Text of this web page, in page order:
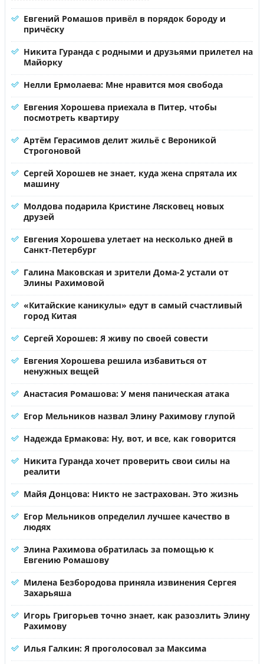
Евгений Ромашов привёл в порядок бороду и
причёску
Никита Гуранда с родными и друзьями прилетел на
Майорку
Нелли Ермолаева: Мне нравится моя свобода
Евгения Хорошева приехала в Питер, чтобы
посмотреть квартиру
Артём Герасимов делит жильё с Вероникой
Строгоновой
Сергей Хорошев не знает, куда жена спрятала их
машину
Молдова подарила Кристине Лясковец новых
друзей
Евгения Хорошева улетает на несколько дней в
Санкт-Петербург
Галина Маковская и зрители Дома-2 устали от
Элины Рахимовой
«Китайские каникулы» едут в самый счастливый
город Китая
Сергей Хорошев: Я живу по своей совести
Евгения Хорошева решила избавиться от
ненужных вещей
Анастасия Ромашова: У меня паническая атака
Егор Мельников назвал Элину Рахимову глупой
Надежда Ермакова: Ну, вот, и все, как говорится
Никита Гуранда хочет проверить свои силы на
реалити
Майя Донцова: Никто не застрахован. Это жизнь
Егор Мельников определил лучшее качество в
людях
Элина Рахимова обратилась за помощью к
Евгению Ромашову
Милена Безбородова приняла извинения Сергея
Захарьяша
Игорь Григорьев точно знает, как разозлить Элину
Рахимову
Илья Галкин: Я проголосовал за Максима